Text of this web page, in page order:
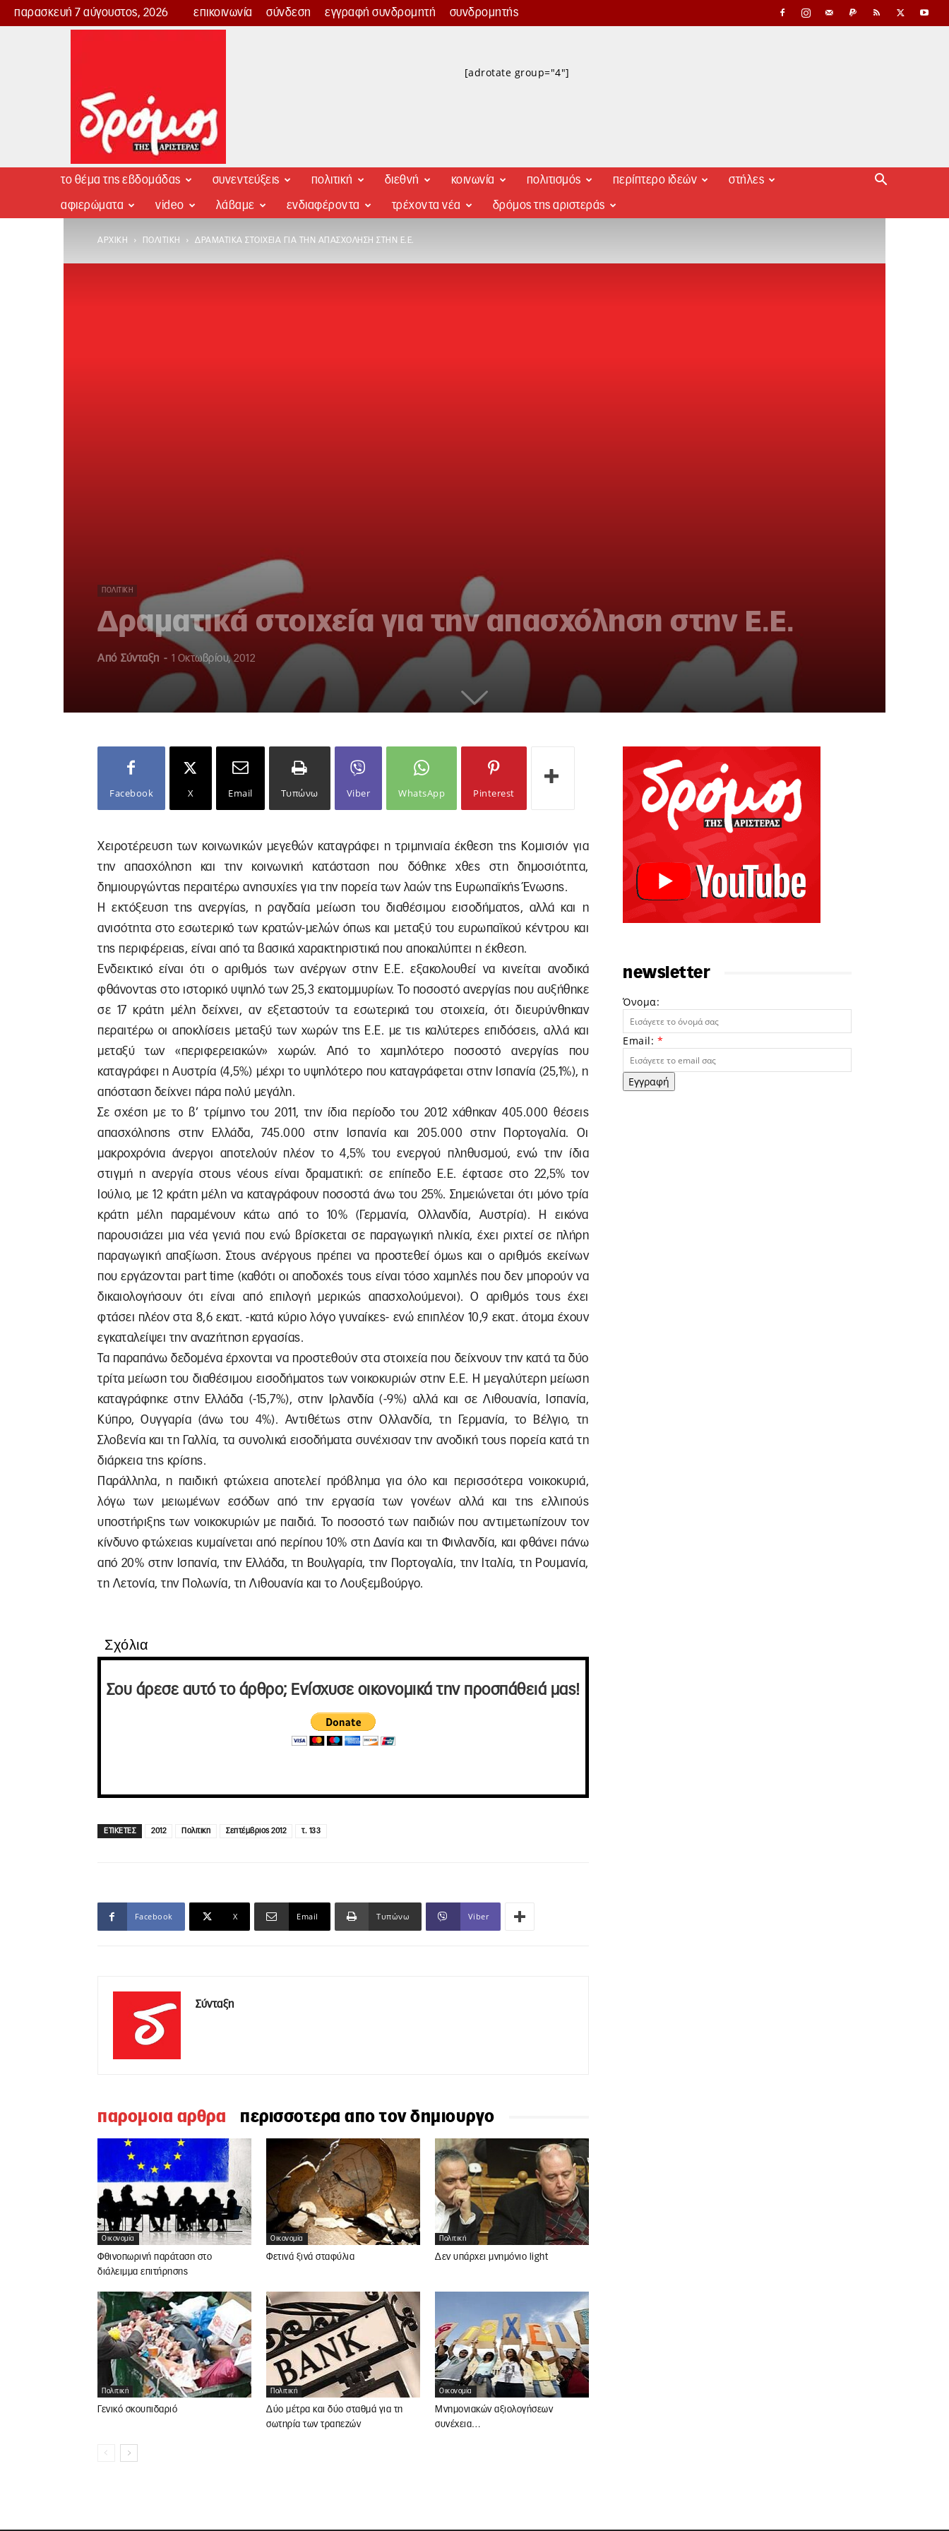
παρασκευή 7 αύγουστος, 2026 επικοινωνία σύνδεση εγγραφή συνδρομητή συνδρομητής
Δρόμος
[adrotate group="4"]
το θέμα της εβδομάδας συνεντεύξεις πολιτική διεθνή κοινωνία πολιτισμός περίπτερο ιδεών στήλες
αφιερώματα video λάβαμε ενδιαφέροντα τρέχοντα νέα δρόμος της αριστεράς
ΑΡΧΙΚΉ ΠΟΛΙΤΙΚΉ ΔΡΑΜΑΤΙΚΆ ΣΤΟΙΧΕΊΑ ΓΙΑ ΤΗΝ ΑΠΑΣΧΌΛΗΣΗ ΣΤΗΝ Ε.Ε.
ΠΟΛΙΤΙΚΉ
Δραματικά στοιχεία για την απασχόληση στην Ε.Ε.
Από Σύνταξη - 1 Οκτωβρίου, 2012
Facebook X Email Τυπώνω Viber WhatsApp Pinterest
Χειροτέρευση των κοινωνικών μεγεθών καταγράφει η τριμηνιαία έκθεση της Κομισιόν για
την απασχόληση και την κοινωνική κατάσταση που δόθηκε χθες στη δημοσιότητα,
δημιουργώντας περαιτέρω ανησυχίες για την πορεία των λαών της Ευρωπαϊκής Ένωσης.
Η εκτόξευση της ανεργίας, η ραγδαία μείωση του διαθέσιμου εισοδήματος, αλλά και η
ανισότητα στο εσωτερικό των κρατών-μελών όπως και μεταξύ του ευρωπαϊκού κέντρου και
της περιφέρειας, είναι από τα βασικά χαρακτηριστικά που αποκαλύπτει η έκθεση.
Ενδεικτικό είναι ότι ο αριθμός των ανέργων στην Ε.Ε. εξακολουθεί να κινείται ανοδικά
φθάνοντας στο ιστορικό υψηλό των 25,3 εκατομμυρίων. Το ποσοστό ανεργίας που αυξήθηκε
σε 17 κράτη μέλη δείχνει, αν εξεταστούν τα εσωτερικά του στοιχεία, ότι διευρύνθηκαν
περαιτέρω οι αποκλίσεις μεταξύ των χωρών της Ε.Ε. με τις καλύτερες επιδόσεις, αλλά και
μεταξύ των «περιφερειακών» χωρών. Από το χαμηλότερο ποσοστό ανεργίας που
καταγράφει η Αυστρία (4,5%) μέχρι το υψηλότερο που καταγράφεται στην Ισπανία (25,1%), η
απόσταση δείχνει πάρα πολύ μεγάλη.
Σε σχέση με το β’ τρίμηνο του 2011, την ίδια περίοδο του 2012 χάθηκαν 405.000 θέσεις
απασχόλησης στην Ελλάδα, 745.000 στην Ισπανία και 205.000 στην Πορτογαλία. Οι
μακροχρόνια άνεργοι αποτελούν πλέον το 4,5% του ενεργού πληθυσμού, ενώ την ίδια
στιγμή η ανεργία στους νέους είναι δραματική: σε επίπεδο Ε.Ε. έφτασε στο 22,5% τον
Ιούλιο, με 12 κράτη μέλη να καταγράφουν ποσοστά άνω του 25%. Σημειώνεται ότι μόνο τρία
κράτη μέλη παραμένουν κάτω από το 10% (Γερμανία, Ολλανδία, Αυστρία). Η εικόνα
παρουσιάζει μια νέα γενιά που ενώ βρίσκεται σε παραγωγική ηλικία, έχει ριχτεί σε πλήρη
παραγωγική απαξίωση. Στους ανέργους πρέπει να προστεθεί όμως και ο αριθμός εκείνων
που εργάζονται part time (καθότι οι αποδοχές τους είναι τόσο χαμηλές που δεν μπορούν να
δικαιολογήσουν ότι είναι από επιλογή μερικώς απασχολούμενοι). Ο αριθμός τους έχει
φτάσει πλέον στα 8,6 εκατ. -κατά κύριο λόγο γυναίκες- ενώ επιπλέον 10,9 εκατ. άτομα έχουν
εγκαταλείψει την αναζήτηση εργασίας.
Τα παραπάνω δεδομένα έρχονται να προστεθούν στα στοιχεία που δείχνουν την κατά τα δύο
τρίτα μείωση του διαθέσιμου εισοδήματος των νοικοκυριών στην Ε.Ε. Η μεγαλύτερη μείωση
καταγράφηκε στην Ελλάδα (-15,7%), στην Ιρλανδία (-9%) αλλά και σε Λιθουανία, Ισπανία,
Κύπρο, Ουγγαρία (άνω του 4%). Αντιθέτως στην Ολλανδία, τη Γερμανία, το Βέλγιο, τη
Σλοβενία και τη Γαλλία, τα συνολικά εισοδήματα συνέχισαν την ανοδική τους πορεία κατά τη
διάρκεια της κρίσης.
Παράλληλα, η παιδική φτώχεια αποτελεί πρόβλημα για όλο και περισσότερα νοικοκυριά,
λόγω των μειωμένων εσόδων από την εργασία των γονέων αλλά και της ελλιπούς
υποστήριξης των νοικοκυριών με παιδιά. Το ποσοστό των παιδιών που αντιμετωπίζουν τον
κίνδυνο φτώχειας κυμαίνεται από περίπου 10% στη Δανία και τη Φινλανδία, και φθάνει πάνω
από 20% στην Ισπανία, την Ελλάδα, τη Βουλγαρία, την Πορτογαλία, την Ιταλία, τη Ρουμανία,
τη Λετονία, την Πολωνία, τη Λιθουανία και το Λουξεμβούργο.
Σχόλια
Σου άρεσε αυτό το άρθρο; Ενίσχυσε οικονομικά την προσπάθειά μας!
ΕΤΙΚΕΤΕΣ 2012 Πολιτικη Σεπτέμβριος 2012 τ. 133
Facebook X Email Τυπώνω Viber
Σύνταξη
παρομοια αρθρα περισσοτερα απο τον δημιουργο
Οικονομία
Φθινοπωρινή παράταση στο
διάλειμμα επιτήρησης
Οικονομία
Φετινά ξινά σταφύλια
Πολιτική
Δεν υπάρχει μνημόνιο light
Πολιτική
Γενικό σκουπιδαριό
Πολιτική
Δύο μέτρα και δύο σταθμά για τη
σωτηρία των τραπεζών
Οικονομία
Μνημονιακών αξιολογήσεων
συνέχεια…
newsletter
Όνομα:
Email: *
Εγγραφή